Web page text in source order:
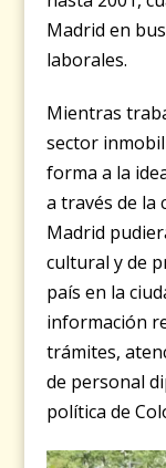
Madrid en
laborales.
Mientras
sector
forma a la
a través de la
Madrid
cultural y de
país en la
información
trámites,
de personal
política de